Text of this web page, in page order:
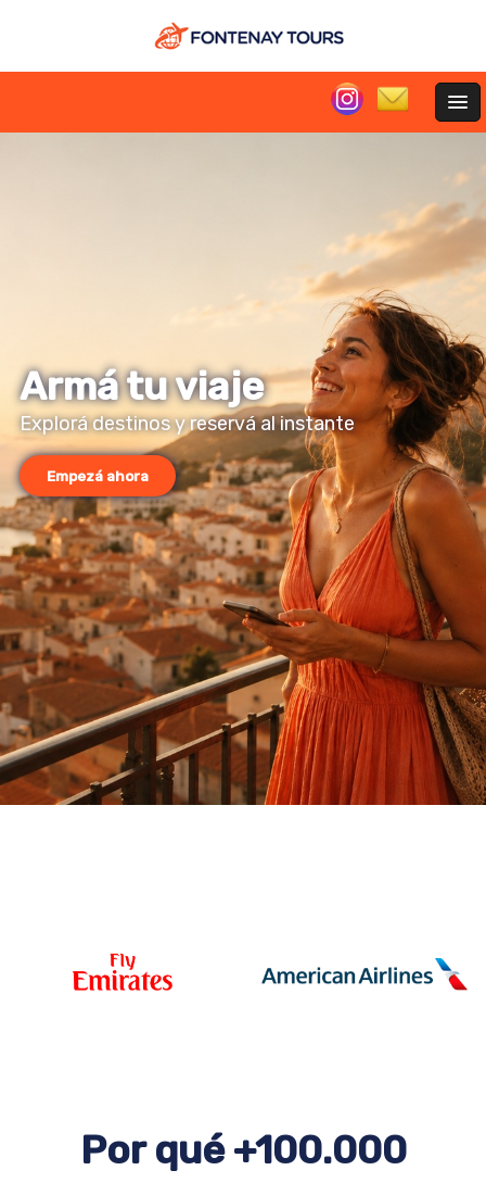
Armá tu viaje
Explorá destinos y reservá al instante
Empezá ahora
Por qué +100.000